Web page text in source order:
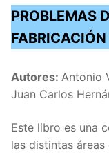
PROBLEMAS
FABRICACIÓN
Autores: Antonio
Juan Carlos
Este libro es una
las distintas